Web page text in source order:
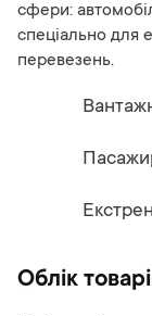
сфери:
спеціально для
перевезень.
Облік